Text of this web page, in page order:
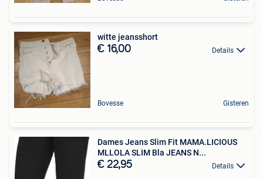
witte jeansshort
€ 16,00 Details
Bovesse Gisteren
Dames Jeans Slim Fit MAMA.LICIOUS
MLLOLA SLIM Bla JEANS N...
€ 22,95 Details